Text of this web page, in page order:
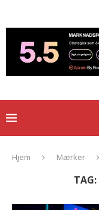
Hjem Mærker
TAG: